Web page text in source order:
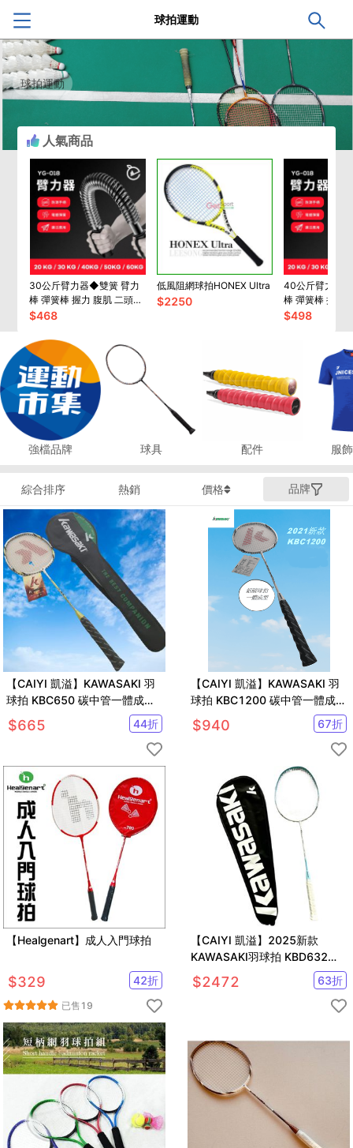
球拍運動
球拍運動
人氣商品
30公斤臂力器◆雙簧 臂力
棒 彈簧棒 握力 腹肌 二頭肌
胸肌 伏地挺身 健肌器 重訓
$468
低風阻網球拍HONEX Ultra
$2250
40公斤臂力器
棒 彈簧棒 握力
胸肌 伏地挺身
$498
強檔品牌 球具 配件 服
綜合排序 熱銷 價格 品牌
【CAIYI 凱溢】KAWASAKI 羽
球拍 KBC650 碳中管一體成型
超輕拍 附贈球袋2022新款
$665 44折
【CAIYI 凱溢】KAWASAKI 羽
球拍 KBC1200 碳中管一體成型
超輕拍 附贈球袋
$940 67折
【Healgenart】成人入門球拍
$329 42折
已售 19
【CAIYI 凱溢】2025新款
KAWASAKI羽球拍 KBD632
Speed & Power超輕 高剛性碳
纖維
$2472 63折